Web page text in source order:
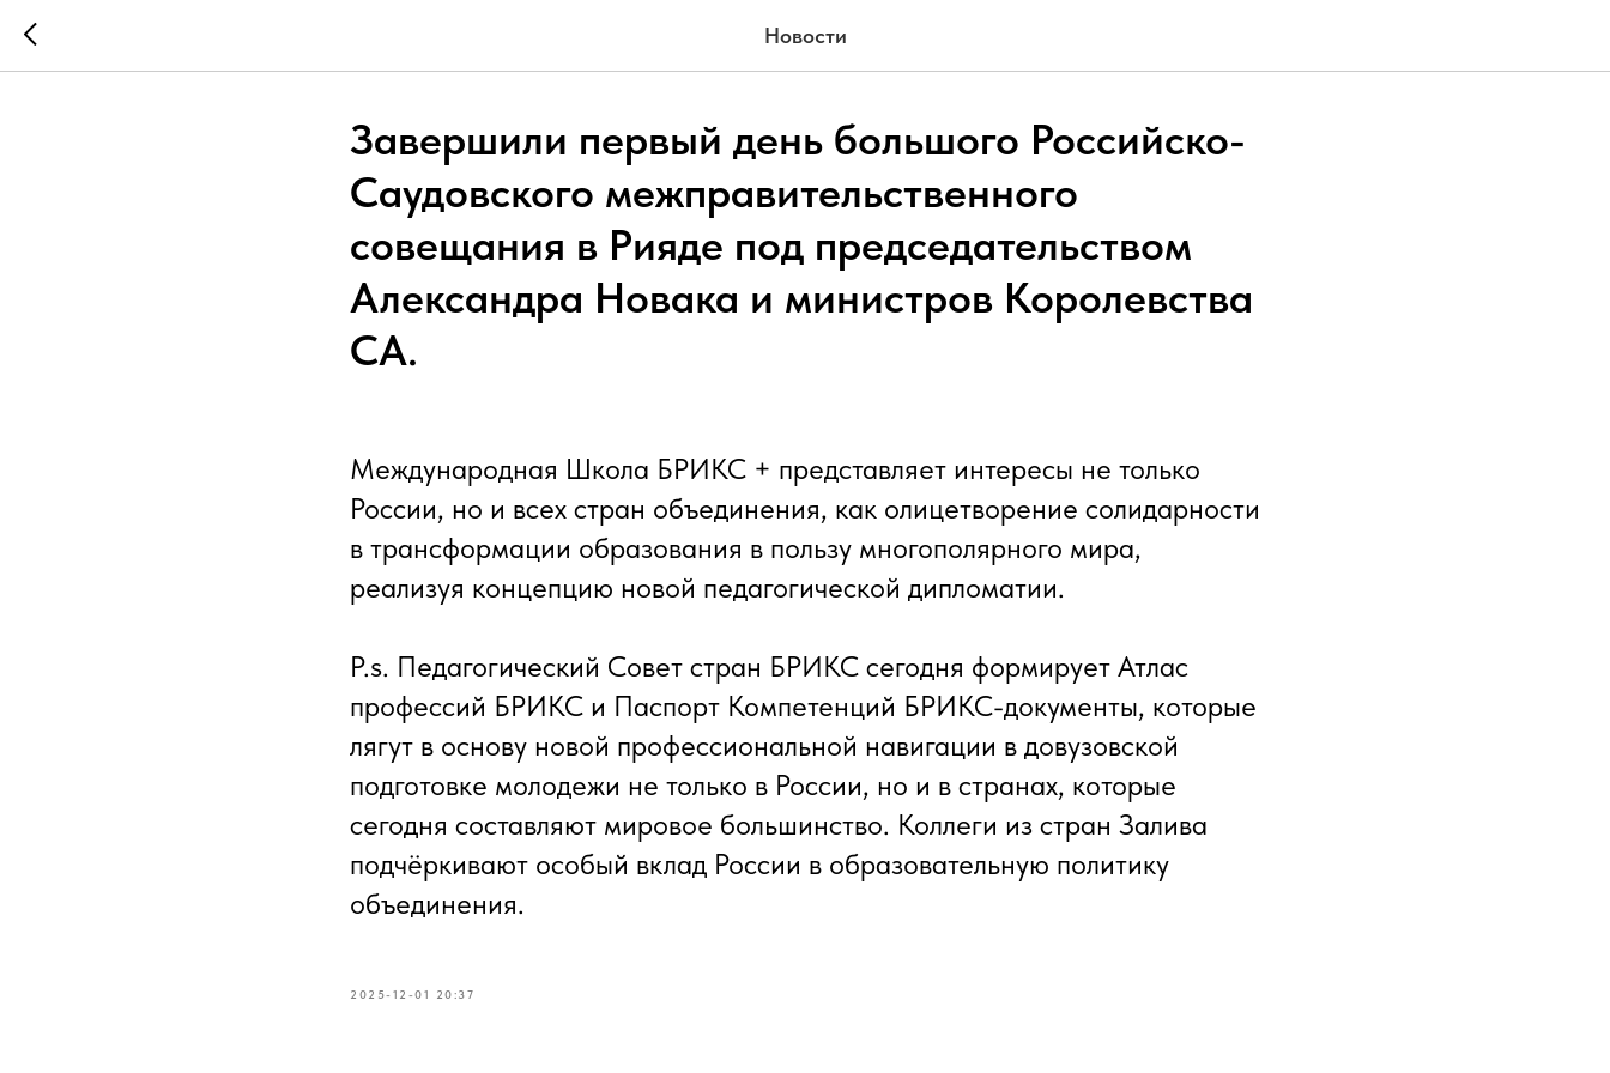
Новости
Завершили первый день большого Российско-
Саудовского межправительственного
совещания в Рияде под председательством
Александра Новака и министров Королевства
СА.
Международная Школа БРИКС + представляет интересы не только
России, но и всех стран объединения, как олицетворение солидарности
в трансформации образования в пользу многополярного мира,
реализуя концепцию новой педагогической дипломатии.
P.s. Педагогический Совет стран БРИКС сегодня формирует Атлас
профессий БРИКС и Паспорт Компетенций БРИКС-документы, которые
лягут в основу новой профессиональной навигации в довузовской
подготовке молодежи не только в России, но и в странах, которые
сегодня составляют мировое большинство. Коллеги из стран Залива
подчёркивают особый вклад России в образовательную политику
объединения.
2025-12-01 20:37